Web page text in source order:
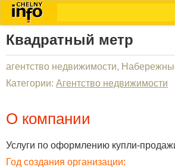
Квадратный метр
агентство недвижимости,
Категории: Агентство недвижимости
О компании
Услуги по оформлению купли-
Год создания организации: